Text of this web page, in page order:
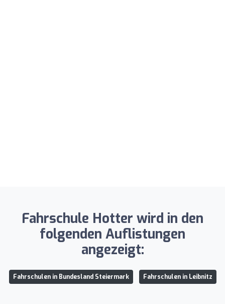
Fahrschule Hotter wird in den
folgenden Auflistungen
angezeigt:
Fahrschulen in Bundesland Steiermark Fahrschulen in Leibnitz